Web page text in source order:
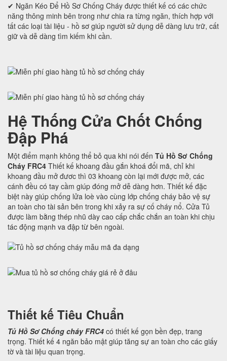
✔ Ngăn Kéo Để Hồ Sơ Chống Cháy được thiết kế có các chức
năng thông minh bên trong như chia ra từng ngăn, thích hợp với
tất các loại tài liệu - hồ sơ giúp người sử dụng dễ dàng lưu trữ, cất
giữ và dễ dàng tìm kiếm khi cần.
Hệ Thống Cửa Chốt Chống
Đập Phá
Một điểm mạnh không thể bỏ qua khi nói đến Tủ Hồ Sơ Chống
Cháy FRC4 Thiết kế khoang đầu gắn khoá đổi mã, chỉ khi
khoang đầu mở đươc thì 03 khoang còn lại mới được mở, các
cánh đều có tay cầm giúp đóng mở dễ dàng hơn. Thiết kế đặc
biệt này giúp chống lửa loè vào cùng lớp chống cháy bảo vệ sự
an toàn cho tài sản bên trong khi xảy ra sự cố cháy nổ. Cửa Tủ
được làm bằng thép nhũ dày cao cấp chắc chắn an toàn khi chịu
tác động mạnh va đập từ bên ngoài.
Thiết kế Tiêu Chuẩn
Tủ Hồ Sơ Chống cháy FRC4 có thiết kế gọn bền đẹp, trang
trọng. Thiết kế 4 ngăn bảo mật giúp tăng sự an toàn cho các giấy
tờ và tài liệu quan trọng.